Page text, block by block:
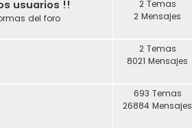
usuarios !!
del foro
2 Temas
2 Mensajes
2 Temas
8021 Mensajes
693 Temas
26884 Mensajes